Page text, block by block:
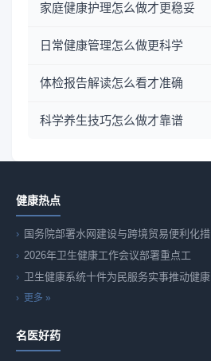
家庭健康护理怎么做才更稳妥
日常健康管理怎么做更科学
体检报告解读怎么看才准确
科学养生技巧怎么做才靠谱
健康热点
国务院部署水网建设与跨境贸易便利化措
2026年卫生健康工作会议部署重点工
卫生健康系统十件为民服务实事推动健康
更多 »
名医好药